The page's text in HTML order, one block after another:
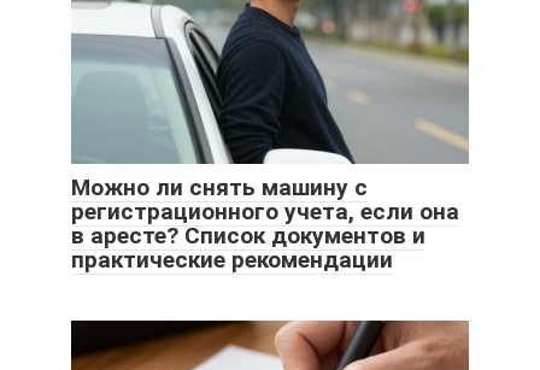
Можно ли снять машину с
регистрационного учета, если она
в аресте? Список документов и
практические рекомендации